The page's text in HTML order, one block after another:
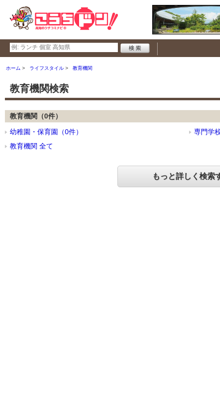
ホーム ライフスタイル 教育機関
教育機関検索
教育機関（0件）
幼稚園・保育園（0件）
専門学
教育機関 全て
もっと詳しく検索